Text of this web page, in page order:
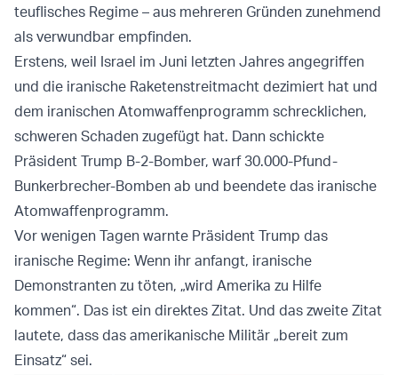
teuflisches Regime – aus mehreren Gründen zunehmend
als verwundbar empfinden.
Erstens, weil Israel im Juni letzten Jahres angegriffen
und die iranische Raketenstreitmacht dezimiert hat und
dem iranischen Atomwaffenprogramm schrecklichen,
schweren Schaden zugefügt hat. Dann schickte
Präsident Trump B-2-Bomber, warf 30.000-Pfund-
Bunkerbrecher-Bomben ab und beendete das iranische
Atomwaffenprogramm.
Vor wenigen Tagen warnte Präsident Trump das
iranische Regime: Wenn ihr anfangt, iranische
Demonstranten zu töten, „wird Amerika zu Hilfe
kommen“. Das ist ein direktes Zitat. Und das zweite Zitat
lautete, dass das amerikanische Militär „bereit zum
Einsatz“ sei.